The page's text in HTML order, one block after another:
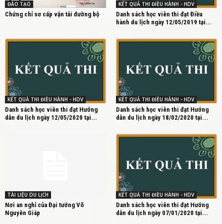
ĐÀO TẠO
Chứng chỉ sơ cấp vận tải đường bộ
KẾT QUẢ THI ĐIỀU HÀNH - HDV
Danh sách học viên thi đạt Điều
hành du lịch ngày 12/05/2019 tại...
KẾT QUẢ THI ĐIỀU HÀNH - HDV
Danh sách học viên thi đạt Hướng
dẫn du lịch ngày 12/05/2020 tại...
KẾT QUẢ THI ĐIỀU HÀNH - HDV
Danh sách học viên thi đạt Hướng
dẫn du lịch ngày 18/02/2020 tại...
TÀI LIỆU DU LỊCH
Nơi an nghỉ của Đại tướng Võ
Nguyên Giáp
KẾT QUẢ THI ĐIỀU HÀNH - HDV
Danh sách học viên thi đạt Hướng
dẫn du lịch ngày 07/01/2020 tại...